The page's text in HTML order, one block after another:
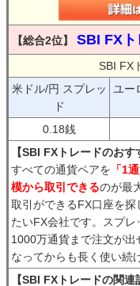
【総合2位】 SBI FXト
SBI FX
米ドル/円 スプレッ
ド
ユー
0.18銭
【SBI FXトレードのおす
すべての通貨ペアを 「1
模から取引できるのが最
取引ができるFX口座を探
たいFX会社です。スプ
1000万通貨まで注文が
なってからも長く使い続
【SBI FXトレードの関連